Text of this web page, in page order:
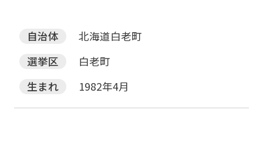
自治体
北海道白老町
選挙区
白老町
生まれ
1982年4月